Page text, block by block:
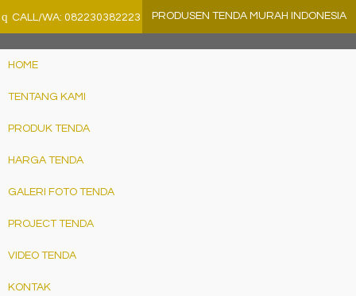
q CALL/WA: 082230382223 PRODUSEN TENDA MURAH INDONESIA
HOME
TENTANG KAMI
PRODUK TENDA
HARGA TENDA
GALERI FOTO TENDA
PROJECT TENDA
VIDEO TENDA
KONTAK